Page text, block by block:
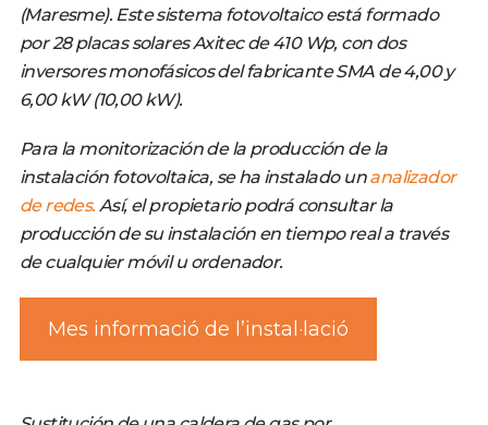
(Maresme). Este sistema fotovoltaico está formado
por 28 placas solares Axitec de 410 Wp, con dos
inversores monofásicos del fabricante SMA de 4,00 y
6,00 kW (10,00 kW).
Para la monitorización de la producción de la
instalación fotovoltaica, se ha instalado unanalizador
de redes. Así, el propietario podrá consultar la
producción de su instalación en tiempo real a través
de cualquier móvil u ordenador.
Mes informació de l’instal·lació